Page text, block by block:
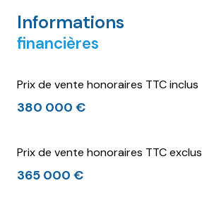
Informations
financières
Prix de vente honoraires TTC inclus
380 000 €
Prix de vente honoraires TTC exclus
365 000 €